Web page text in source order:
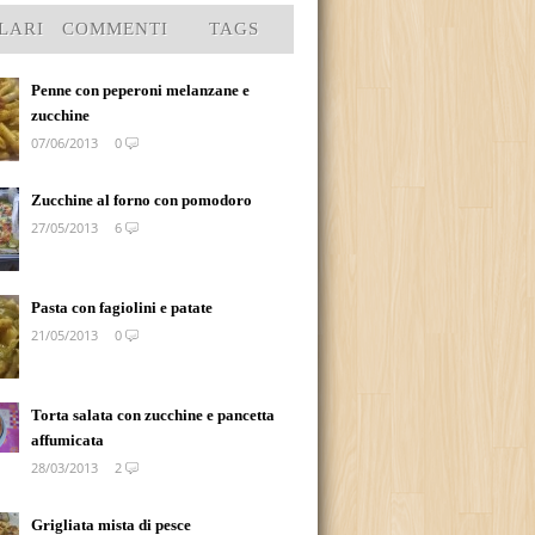
COMMENTI TAGS
Penne con peperoni melanzane e
zucchine
07/06/2013
0
Zucchine al forno con pomodoro
27/05/2013
6
Pasta con fagiolini e patate
21/05/2013
0
Torta salata con zucchine e pancetta
affumicata
28/03/2013
2
Grigliata mista di pesce